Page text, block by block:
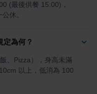
(最後供餐 15:00)，
休。
定為何？
、Pizza），身高未滿
以上，低消為 100